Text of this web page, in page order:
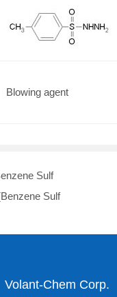
Blowing agent
Sulf
Sulf
Volant-Chem Corp.